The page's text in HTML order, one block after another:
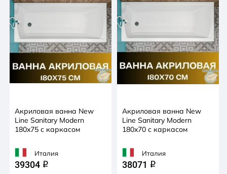
Акриловая ванна New
Line Sanitary Modern
180x75 с каркасом
Италия
39304 q
Акриловая ванна New
Line Sanitary Modern
180x70 с каркасом
Италия
38071 q